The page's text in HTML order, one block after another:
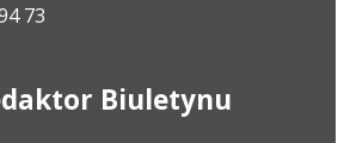
73
Biuletynu